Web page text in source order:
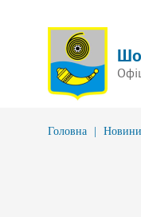
Головна Новини